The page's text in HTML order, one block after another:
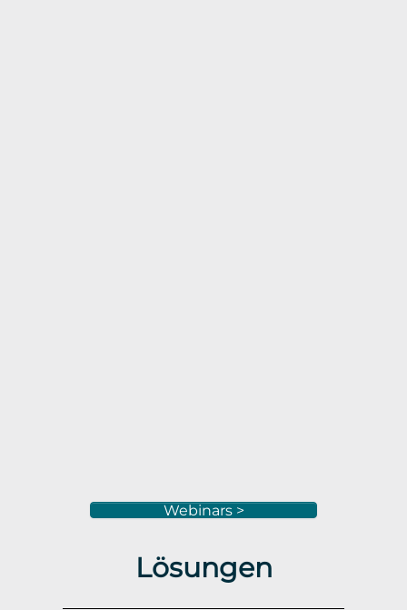
Webinars >
Lösungen